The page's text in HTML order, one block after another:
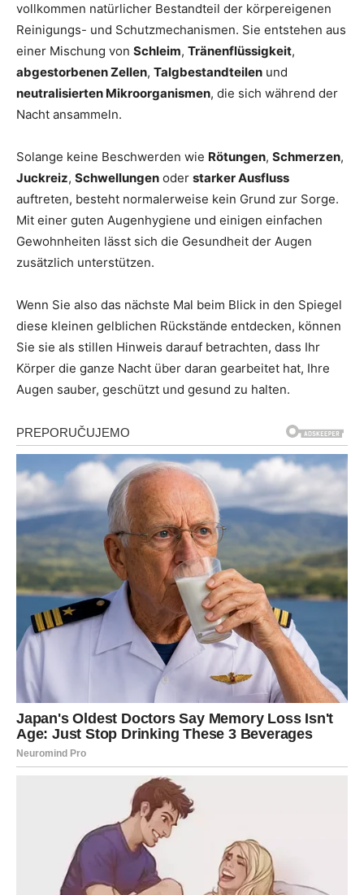
vollkommen natürlicher Bestandteil der körpereigenen
Reinigungs- und Schutzmechanismen. Sie entstehen aus
einer Mischung von Schleim, Tränenflüssigkeit,
abgestorbenen Zellen, Talgbestandteilen und
neutralisierten Mikroorganismen, die sich während der
Nacht ansammeln.
Solange keine Beschwerden wie Rötungen, Schmerzen,
Juckreiz, Schwellungen oder starker Ausfluss
auftreten, besteht normalerweise kein Grund zur Sorge.
Mit einer guten Augenhygiene und einigen einfachen
Gewohnheiten lässt sich die Gesundheit der Augen
zusätzlich unterstützen.
Wenn Sie also das nächste Mal beim Blick in den Spiegel
diese kleinen gelblichen Rückstände entdecken, können
Sie sie als stillen Hinweis darauf betrachten, dass Ihr
Körper die ganze Nacht über daran gearbeitet hat, Ihre
Augen sauber, geschützt und gesund zu halten.